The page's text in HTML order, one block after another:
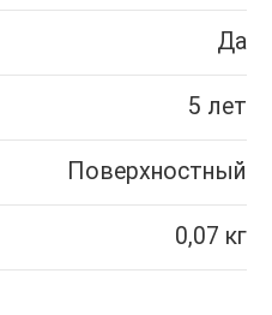
Да
5 лет
Поверхностный
0,07 кг